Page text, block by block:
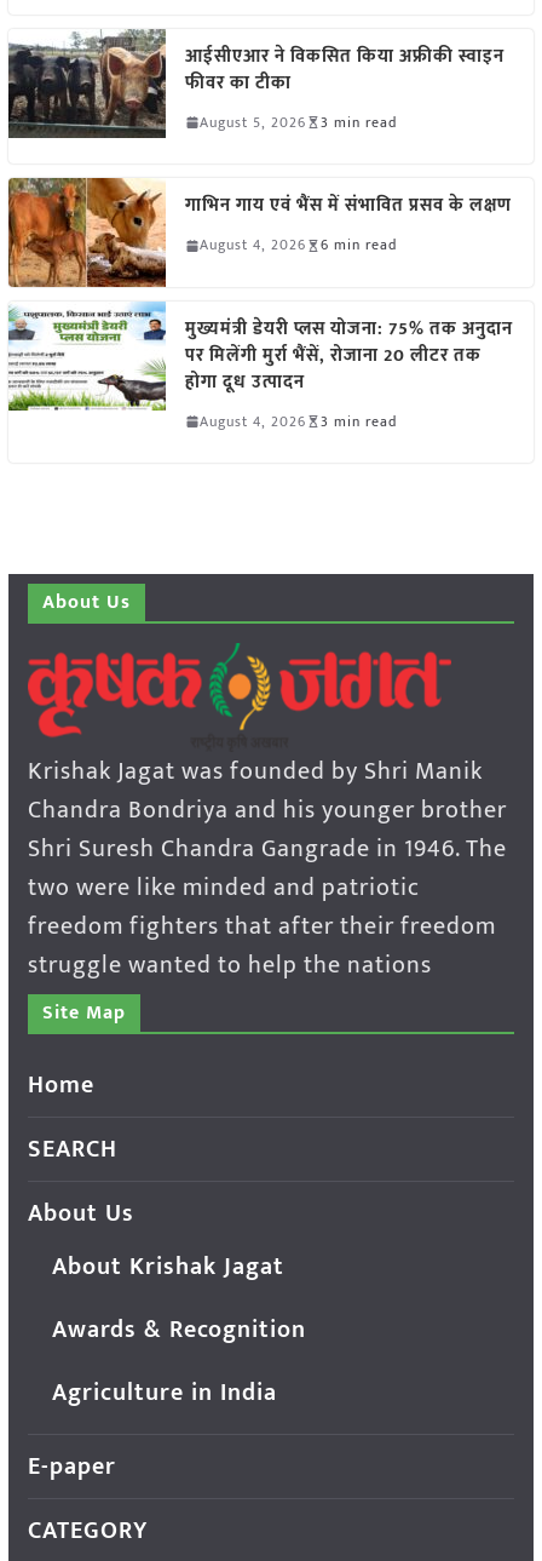
आईसीएआर ने विकसित किया अफ्रीकी स्वाइन
फीवर का टीका
August 5, 2026 3 min read
गाभिन गाय एवं भैंस में संभावित प्रसव के लक्षण
August 4, 2026 6 min read
मुख्यमंत्री डेयरी प्लस योजना: 75% तक अनुदान
पर मिलेंगी मुर्रा भैंसें, रोजाना 20 लीटर तक
होगा दूध उत्पादन
August 4, 2026 3 min read
About Us
Krishak Jagat was founded by Shri Manik
Chandra Bondriya and his younger brother
Shri Suresh Chandra Gangrade in 1946. The
two were like minded and patriotic
freedom fighters that after their freedom
struggle wanted to help the nations
Site Map
Home
SEARCH
About Us
About Krishak Jagat
Awards & Recognition
Agriculture in India
E-paper
CATEGORY